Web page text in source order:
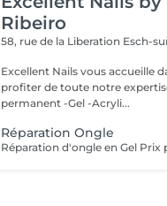
Ribeiro
58, rue de la Liberation Esch-
Excellent Nails vous accueille
profiter de toute notre expertise
permanent -Gel -Acryli...
Réparation Ongle
Réparation d'ongle en Gel Prix